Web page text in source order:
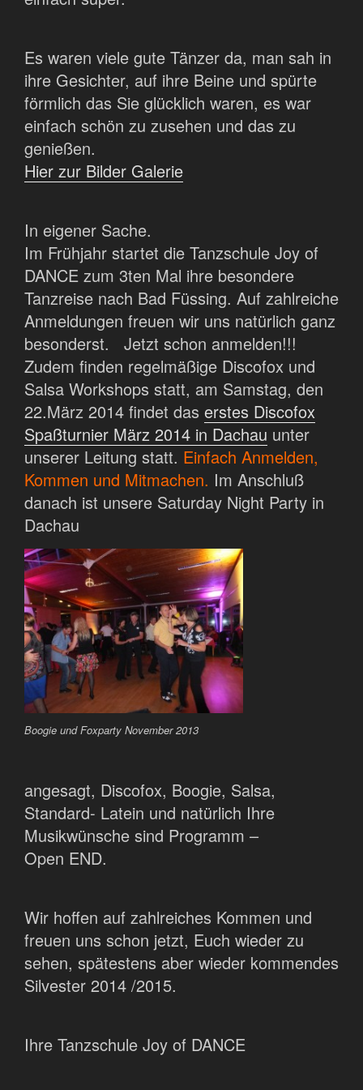
Es waren viele gute Tänzer da, man sah in
ihre Gesichter, auf ihre Beine und spürte
förmlich das Sie glücklich waren, es war
einfach schön zu zusehen und das zu
genießen.
Hier zur Bilder Galerie
In eigener Sache.
Im Frühjahr startet die Tanzschule Joy of
DANCE zum 3ten Mal ihre besondere
Tanzreise nach Bad Füssing. Auf zahlreiche
Anmeldungen freuen wir uns natürlich ganz
besonderst. Jetzt schon anmelden!!!
Zudem finden regelmäßige Discofox und
Salsa Workshops statt, am Samstag, den
22.März 2014 findet das erstes Discofox
Spaßturnier März 2014 in Dachau unter
unserer Leitung statt. Einfach Anmelden,
Kommen und Mitmachen. Im Anschluß
danach ist unsere Saturday Night Party in
Dachau
Boogie und Foxparty November 2013
angesagt, Discofox, Boogie, Salsa,
Standard- Latein und natürlich Ihre
Musikwünsche sind Programm –
Open END.
Wir hoffen auf zahlreiches Kommen und
freuen uns schon jetzt, Euch wieder zu
sehen, spätestens aber wieder kommendes
Silvester 2014 /2015.
Ihre Tanzschule Joy of DANCE